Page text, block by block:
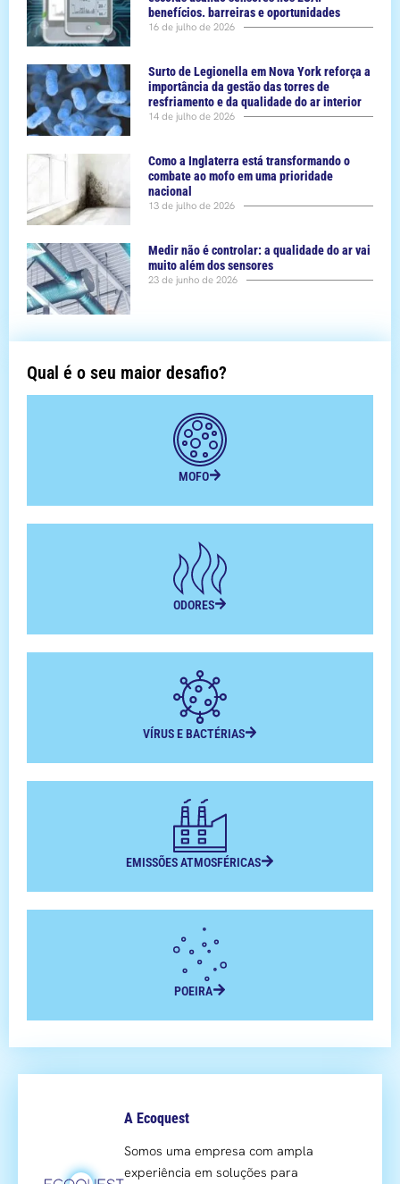
benefícios. barreiras e oportunidades
16 de julho de 2026
Surto de Legionella em Nova York reforça a
importância da gestão das torres de
resfriamento e da qualidade do ar interior
14 de julho de 2026
Como a Inglaterra está transformando o
combate ao mofo em uma prioridade
nacional
13 de julho de 2026
Medir não é controlar: a qualidade do ar vai
muito além dos sensores
23 de junho de 2026
Qual é o seu maior desafio?
MOFO
ODORES
VÍRUS E BACTÉRIAS
EMISSÕES ATMOSFÉRICAS
POEIRA
A Ecoquest
Somos uma empresa com ampla
experiência em soluções para